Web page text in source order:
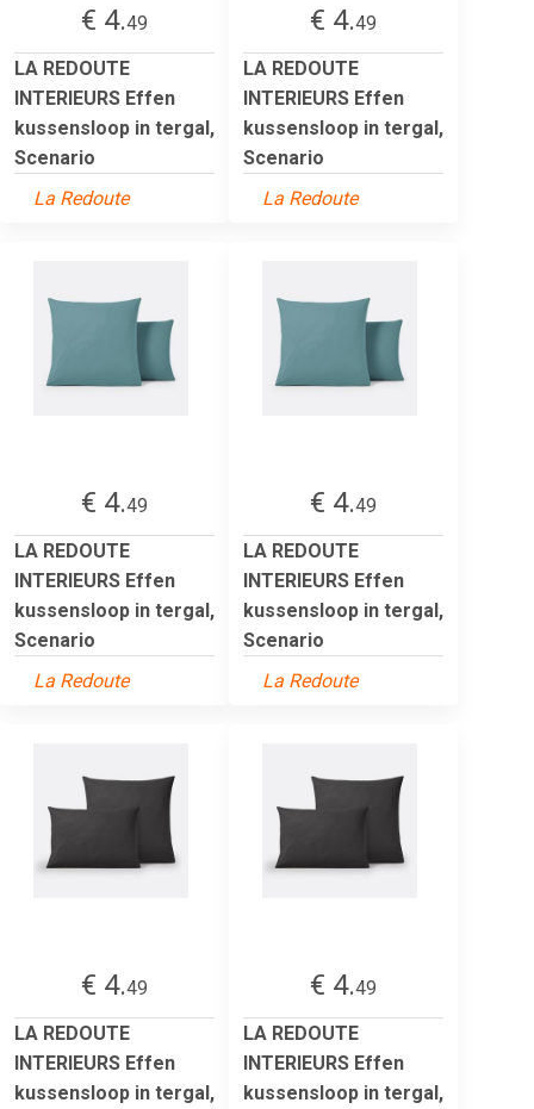
€ 4.49
LA REDOUTE
INTERIEURS Effen
kussensloop in tergal,
Scenario
La Redoute
€ 4.49
LA REDOUTE
INTERIEURS Effen
kussensloop in tergal,
Scenario
La Redoute
€ 4.49
LA REDOUTE
INTERIEURS Effen
kussensloop in tergal,
Scenario
La Redoute
€ 4.49
LA REDOUTE
INTERIEURS Effen
kussensloop in tergal,
Scenario
La Redoute
€ 4.49
LA REDOUTE
INTERIEURS Effen
kussensloop in tergal,
€ 4.49
LA REDOUTE
INTERIEURS Effen
kussensloop in tergal,